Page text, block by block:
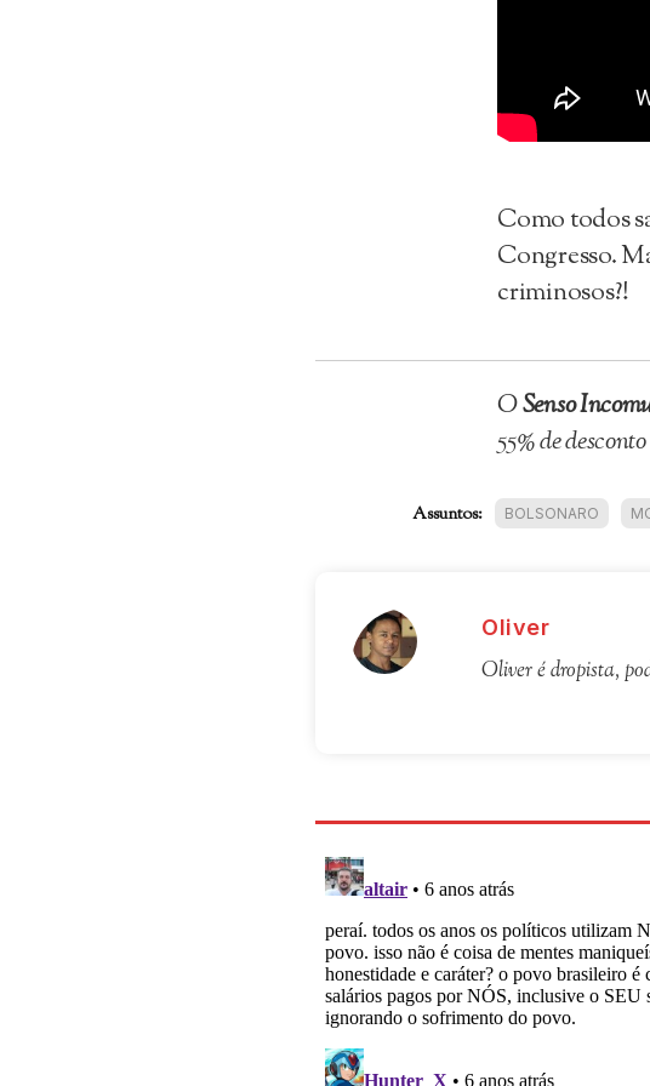
Como todos
Congresso.
criminosos?!
OSenso
55% de
Assuntos: BOLSONARO
Oliver
Oliver é dropista,